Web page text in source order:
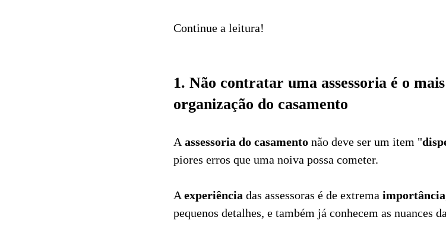
Continue a leitura!
1. Não contratar uma assessoria é o
organização do casamento
A assessoria do casamento não deve ser um item "
piores erros que uma noiva possa cometer.
A experiência das assessoras é de extrema importância
pequenos detalhes, e também já conhecem as nuances